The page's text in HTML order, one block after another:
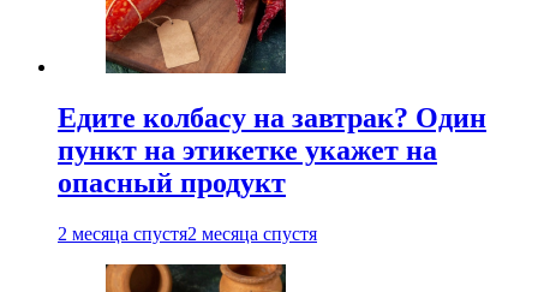
Едите колбасу на завтрак? Один
пункт на этикетке укажет на
опасный продукт
2 месяца спустя2 месяца спустя